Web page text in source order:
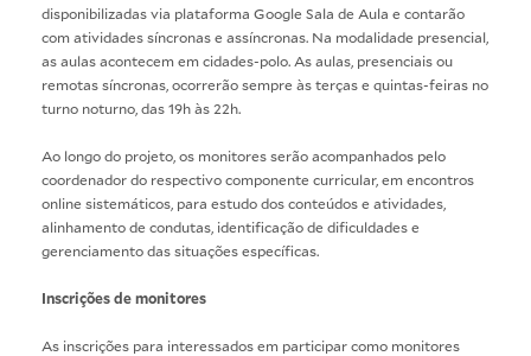
disponibilizadas via plataforma Google Sala de Aula e contarão
com atividades síncronas e assíncronas. Na modalidade presencial,
as aulas acontecem em cidades-polo. As aulas, presenciais ou
remotas síncronas, ocorrerão sempre às terças e quintas-feiras no
turno noturno, das 19h às 22h.
Ao longo do projeto, os monitores serão acompanhados pelo
coordenador do respectivo componente curricular, em encontros
online sistemáticos, para estudo dos conteúdos e atividades,
alinhamento de condutas, identificação de dificuldades e
gerenciamento das situações específicas.
Inscrições de monitores
As inscrições para interessados em participar como monitores